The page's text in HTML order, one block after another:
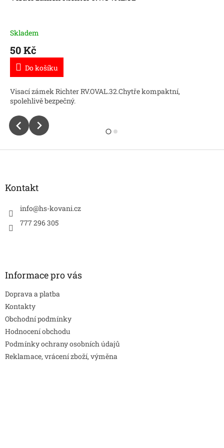
Skladem
50 Kč
Do košíku
Visací zámek Richter RV.OVAL.32.Chytře kompaktní,
spolehlivě bezpečný.
Z
Kontakt
info@hs-kovani.cz
777 296 305
Informace pro vás
Doprava a platba
Kontakty
Obchodní podmínky
Hodnocení obchodu
Podmínky ochrany osobních údajů
Reklamace, vrácení zboží, výměna